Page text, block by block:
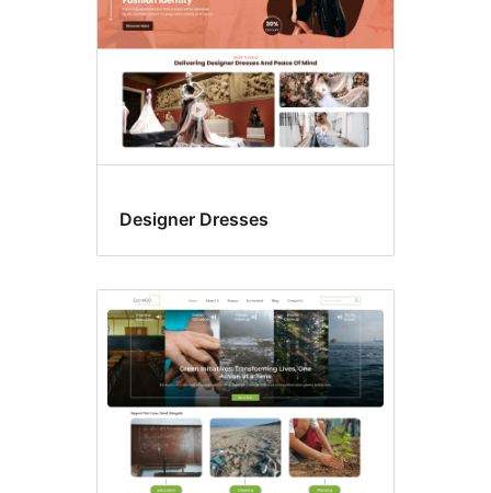
Designer Dresses